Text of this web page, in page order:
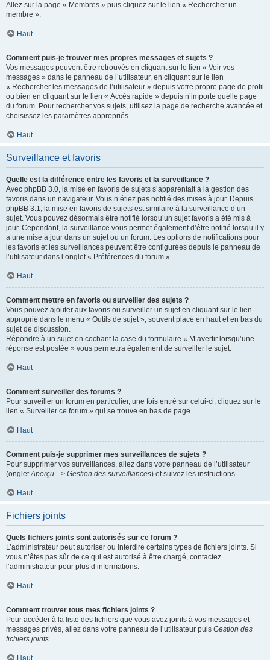
Allez sur la page « Membres » puis cliquez sur le lien « Rechercher un
membre ».
Haut
Comment puis-je trouver mes propres messages et sujets ?
Vos messages peuvent être retrouvés en cliquant sur le lien « Voir vos
messages » dans le panneau de l’utilisateur, en cliquant sur le lien
« Rechercher les messages de l’utilisateur » depuis votre propre page de profil
ou bien en cliquant sur le lien « Accès rapide » depuis n’importe quelle page
du forum. Pour rechercher vos sujets, utilisez la page de recherche avancée et
choisissez les paramètres appropriés.
Haut
Surveillance et favoris
Quelle est la différence entre les favoris et la surveillance ?
Avec phpBB 3.0, la mise en favoris de sujets s’apparentait à la gestion des
favoris dans un navigateur. Vous n’étiez pas notifié des mises à jour. Depuis
phpBB 3.1, la mise en favoris de sujets est similaire à la surveillance d’un
sujet. Vous pouvez désormais être notifié lorsqu’un sujet favoris a été mis à
jour. Cependant, la surveillance vous permet également d’être notifié lorsqu’il y
a une mise à jour dans un sujet ou un forum. Les options de notifications pour
les favoris et les surveillances peuvent être configurées depuis le panneau de
l’utilisateur dans l’onglet « Préférences du forum ».
Haut
Comment mettre en favoris ou surveiller des sujets ?
Vous pouvez ajouter aux favoris ou surveiller un sujet en cliquant sur le lien
approprié dans le menu « Outils de sujet », souvent placé en haut et en bas du
sujet de discussion.
Répondre à un sujet en cochant la case du formulaire « M’avertir lorsqu’une
réponse est postée » vous permettra également de surveiller le sujet.
Haut
Comment surveiller des forums ?
Pour surveiller un forum en particulier, une fois entré sur celui-ci, cliquez sur le
lien « Surveiller ce forum » qui se trouve en bas de page.
Haut
Comment puis-je supprimer mes surveillances de sujets ?
Pour supprimer vos surveillances, allez dans votre panneau de l’utilisateur
(ongletAperçu --> Gestion des surveillances) et suivez les instructions.
Haut
Fichiers joints
Quels fichiers joints sont autorisés sur ce forum ?
L’administrateur peut autoriser ou interdire certains types de fichiers joints. Si
vous n’êtes pas sûr de ce qui est autorisé à être chargé, contactez
l’administrateur pour plus d’informations.
Haut
Comment trouver tous mes fichiers joints ?
Pour accéder à la liste des fichiers que vous avez joints à vos messages et
messages privés, allez dans votre panneau de l’utilisateur puis Gestion des
fichiers joints.
Haut